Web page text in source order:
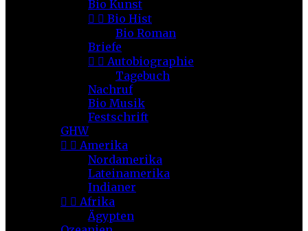
Bio Kunst
  Bio Hist
Bio Roman
Briefe
  Autobiographie
Tagebuch
Nachruf
Bio Musik
Festschrift
GHW
  Amerika
Nordamerika
Lateinamerika
Indianer
  Afrika
Ägypten